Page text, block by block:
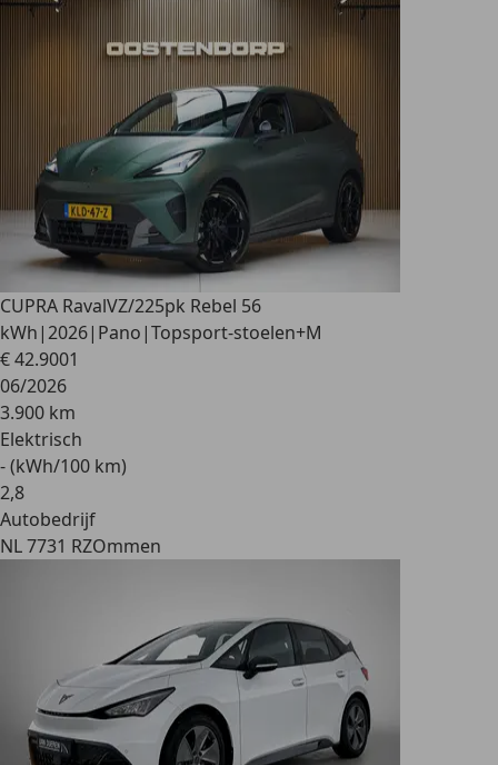
CUPRA RavalVZ/225pk Rebel 56
kWh|2026|Pano|Topsport-stoelen+M
€ 42.9001
06/2026
3.900 km
Elektrisch
- (kWh/100 km)
2,8
Autobedrijf
NL 7731 RZOmmen